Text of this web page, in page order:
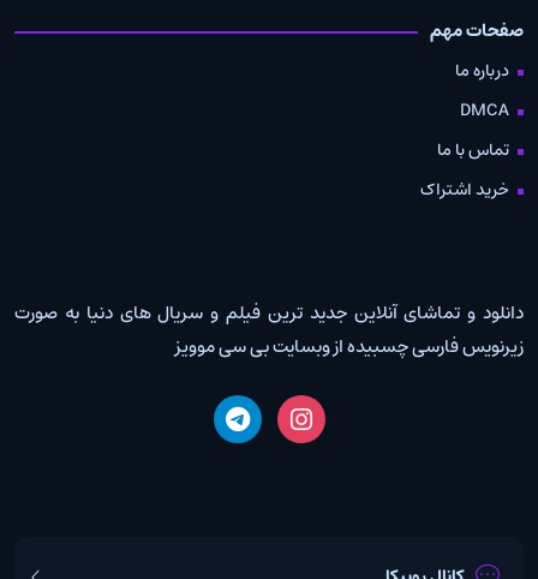
صفحات مهم
درباره ما
DMCA
تماس با ما
خرید اشتراک
دانلود و تماشای آنلاین جدید ترین فیلم و سریال های دنیا به صورت
زیرنویس فارسی چسبیده از وبسایت بی سی موویز